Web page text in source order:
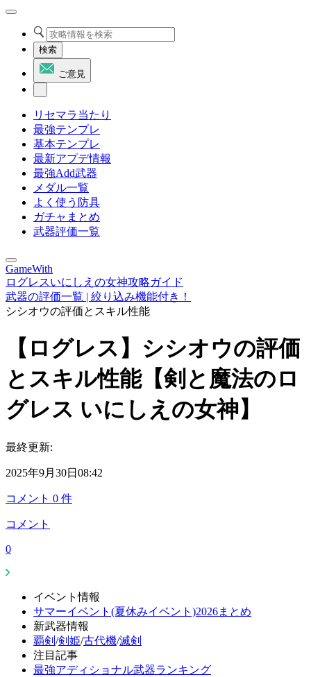
検索
ご意見
リセマラ当たり
最強テンプレ
基本テンプレ
最新アプデ情報
最強Add武器
メダル一覧
よく使う防具
ガチャまとめ
武器評価一覧
GameWith
ログレスいにしえの女神攻略ガイド
武器の評価一覧 | 絞り込み機能付き！
シシオウの評価とスキル性能
【ログレス】シシオウの評価
とスキル性能【剣と魔法のロ
グレス いにしえの女神】
最終更新:
2025年9月30日08:42
コメント 0 件
コメント
0
イベント情報
サマーイベント(夏休みイベント)2026まとめ
新武器情報
覇剣 /剣姫/古代機/滅剣
注目記事
最強アディショナル武器ランキング